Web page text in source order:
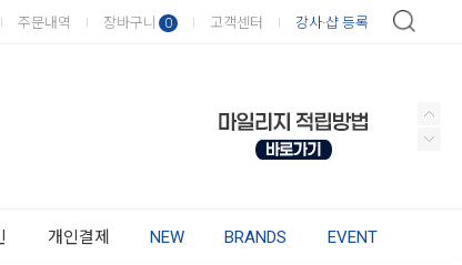
주문내역 장바구니 0 고객센터 강사·샵 등록
개인결제 NEW BRANDS EVENT